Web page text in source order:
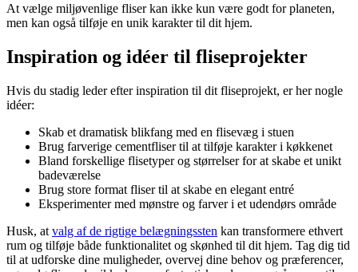
At vælge miljøvenlige fliser kan ikke kun være godt for planeten,
men kan også tilføje en unik karakter til dit hjem.
Inspiration og idéer til fliseprojekter
Hvis du stadig leder efter inspiration til dit fliseprojekt, er her nogle
idéer:
Skab et dramatisk blikfang med en flisevæg i stuen
Brug farverige cementfliser til at tilføje karakter i køkkenet
Bland forskellige flisetyper og størrelser for at skabe et unikt
badeværelse
Brug store format fliser til at skabe en elegant entré
Eksperimenter med mønstre og farver i et udendørs område
Husk, at valg af de rigtige belægningssten kan transformere ethvert
rum og tilføje både funktionalitet og skønhed til dit hjem. Tag dig tid
til at udforske dine muligheder, overvej dine behov og præferencer,